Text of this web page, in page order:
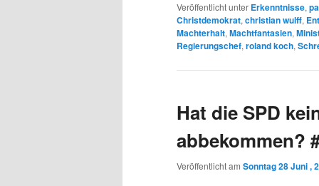
Veröffentlicht unter Erkenntnisse,
Christdemokrat, christian wulff,
Machterhalt, Machtfantasien,
Regierungschef, roland koch,
Hat die SPD
abbekommen?
Veröffentlicht am Sonntag 28 Juni ,